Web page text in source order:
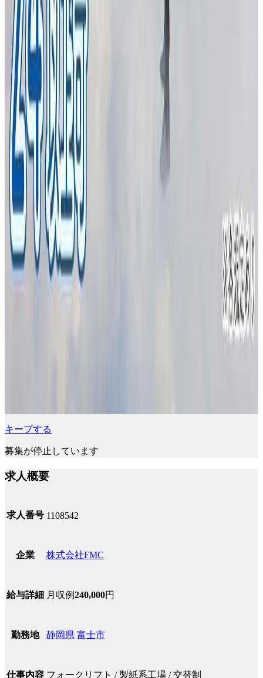
キープする
募集が停止しています
求人概要
求人番号 1108542
企業 株式会社FMC
給与詳細 月収例240,000円
勤務地 静岡県 富士市
仕事内容 フォークリフト / 製紙系工場 / 交替制